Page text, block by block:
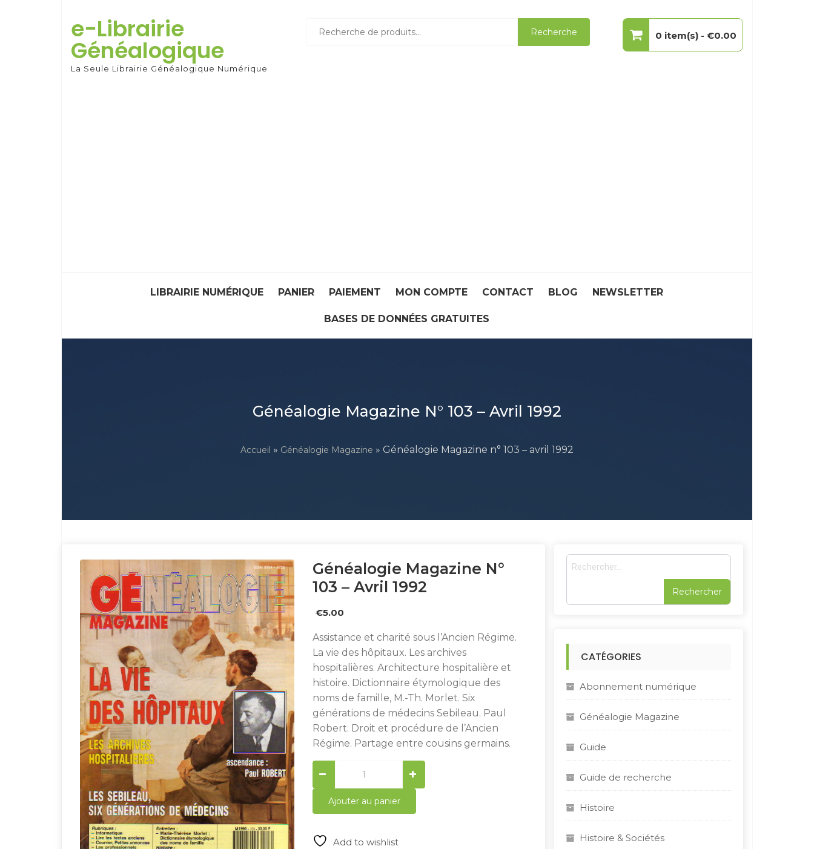
content
e-Librairie
Généalogique
La Seule Librairie Généalogique Numérique
pour :
Recherche 0 item(s) -€0.00
LIBRAIRIE NUMÉRIQUE PANIER PAIEMENT MON COMPTE CONTACT BLOG NEWSLETTER
BASES DE DONNÉES GRATUITES
Généalogie Magazine N° 103 – Avril 1992
Accueil » Généalogie Magazine » Généalogie Magazine n° 103 – avril 1992
Généalogie Magazine N°
103 – Avril 1992
€5.00
Assistance et charité sous l’Ancien Régime.
La vie des hôpitaux. Les archives
hospitalières. Architecture hospitalière et
histoire. Dictionnaire étymologique des
noms de famille, M.-Th. Morlet. Six
générations de médecins Sebileau. Paul
Robert. Droit et procédure de l’Ancien
Régime. Partage entre cousins germains.
Généalogie
Magazine
n°
-
1992
Ajouter au panier
Add to wishlist
R
e
:
CATÉGORIES
Abonnement numérique
Généalogie Magazine
Guide
Guide de recherche
Histoire
Histoire & Sociétés